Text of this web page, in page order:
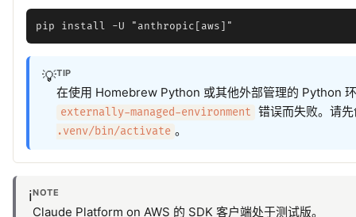
💡TIP
在使用 Homebrew Python 或其他外部管理的 Python
externally-managed-environment 错误而失败。请
.venv/bin/activate 。
ℹ️NOTE
Claude Platform on AWS 的 SDK 客户端处于测试版。